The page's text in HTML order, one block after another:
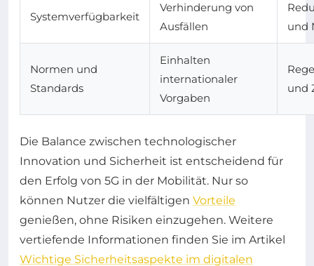
Systemverfügbarkeit
Verhinderung von
Ausfällen
und
Normen und
Standards
Einhalten
internationaler
Vorgaben
und
Die Balance zwischen technologischer
Innovation und Sicherheit ist entscheidend für
den Erfolg von 5G in der Mobilität. Nur so
können Nutzer die vielfältigen Vorteile
genießen, ohne Risiken einzugehen. Weitere
vertiefende Informationen finden Sie im Artikel
Wichtige Sicherheitsaspekte im digitalen